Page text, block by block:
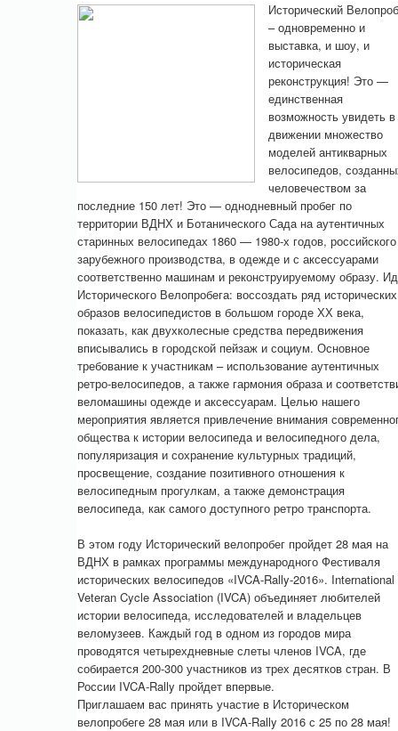
Исторический
– одновременно и
выставка, и шоу, и
историческая
реконструкция! Это —
единственная
возможность увидеть в
движении множество
моделей антикварных
велосипедов,
человечеством за
последние 150 лет! Это — однодневный пробег по
территории ВДНХ и Ботанического Сада на аутентичных
старинных велосипедах 1860 — 1980-х годов,
зарубежного производства, в одежде и с аксессуарами
соответственно машинам и реконструируемому образу.
Исторического Велопробега: воссоздать ряд исторических
образов велосипедистов в большом городе ХХ века,
показать, как двухколесные средства передвижения
вписывались в городской пейзаж и социум. Основное
требование к участникам – использование аутентичных
ретро-велосипедов, а также гармония образа и
веломашины одежде и аксессуарам. Целью нашего
мероприятия является привлечение внимания
общества к истории велосипеда и велосипедного дела,
популяризация и сохранение культурных традиций,
просвещение, создание позитивного отношения к
велосипедным прогулкам, а также демонстрация
велосипеда, как самого доступного ретро транспорта.
В этом году Исторический велопробег пройдет 28 мая на
ВДНХ в рамках программы международного Фестиваля
исторических велосипедов «IVCA-Rally-2016». International
Veteran Cycle Assoсiation (IVCA) объединяет любителей
истории велосипеда, исследователей и владельцев
веломузеев. Каждый год в одном из городов мира
проводятся четырехдневные слеты членов IVCA, где
собирается 200-300 участников из трех десятков стран. В
России IVCA-Rally пройдет впервые.
Приглашаем вас принять участие в Историческом
велопробеге 28 мая или в IVCA-Rally 2016 с 25 по 28 мая!